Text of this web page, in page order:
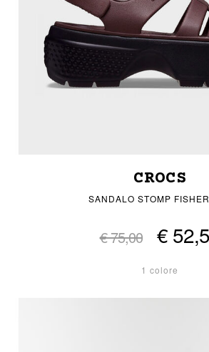
CROCS
SANDALO STOMP
€ 75,00 €
1 colore